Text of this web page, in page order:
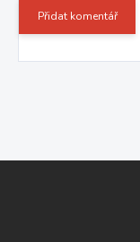
Přidat komentář